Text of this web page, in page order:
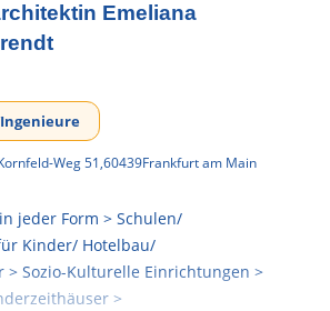
Emeliana
Weg 51,60439Frankfurt am Main
jeder Form > Schulen/
Kinder/ Hotelbau/
> Sozio-Kulturelle Einrichtungen >
>